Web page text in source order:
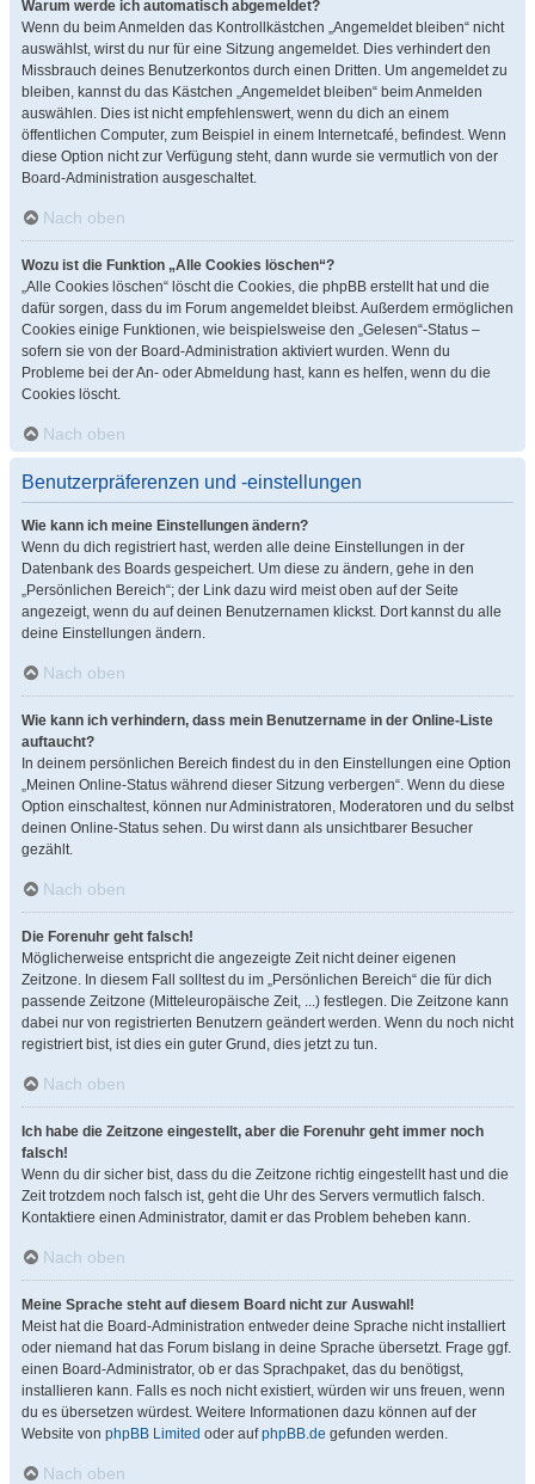
Warum werde ich automatisch abgemeldet?
Wenn du beim Anmelden das Kontrollkästchen „Angemeldet bleiben“ nicht
auswählst, wirst du nur für eine Sitzung angemeldet. Dies verhindert den
Missbrauch deines Benutzerkontos durch einen Dritten. Um angemeldet zu
bleiben, kannst du das Kästchen „Angemeldet bleiben“ beim Anmelden
auswählen. Dies ist nicht empfehlenswert, wenn du dich an einem
öffentlichen Computer, zum Beispiel in einem Internetcafé, befindest. Wenn
diese Option nicht zur Verfügung steht, dann wurde sie vermutlich von der
Board-Administration ausgeschaltet.
Nach oben
Wozu ist die Funktion „Alle Cookies löschen“?
„Alle Cookies löschen“ löscht die Cookies, die phpBB erstellt hat und die
dafür sorgen, dass du im Forum angemeldet bleibst. Außerdem ermöglichen
Cookies einige Funktionen, wie beispielsweise den „Gelesen“-Status –
sofern sie von der Board-Administration aktiviert wurden. Wenn du
Probleme bei der An- oder Abmeldung hast, kann es helfen, wenn du die
Cookies löscht.
Nach oben
Benutzerpräferenzen und -einstellungen
Wie kann ich meine Einstellungen ändern?
Wenn du dich registriert hast, werden alle deine Einstellungen in der
Datenbank des Boards gespeichert. Um diese zu ändern, gehe in den
„Persönlichen Bereich“; der Link dazu wird meist oben auf der Seite
angezeigt, wenn du auf deinen Benutzernamen klickst. Dort kannst du alle
deine Einstellungen ändern.
Nach oben
Wie kann ich verhindern, dass mein Benutzername in der Online-Liste
auftaucht?
In deinem persönlichen Bereich findest du in den Einstellungen eine Option
„Meinen Online-Status während dieser Sitzung verbergen“. Wenn du diese
Option einschaltest, können nur Administratoren, Moderatoren und du selbst
deinen Online-Status sehen. Du wirst dann als unsichtbarer Besucher
gezählt.
Nach oben
Die Forenuhr geht falsch!
Möglicherweise entspricht die angezeigte Zeit nicht deiner eigenen
Zeitzone. In diesem Fall solltest du im „Persönlichen Bereich“ die für dich
passende Zeitzone (Mitteleuropäische Zeit, ...) festlegen. Die Zeitzone kann
dabei nur von registrierten Benutzern geändert werden. Wenn du noch nicht
registriert bist, ist dies ein guter Grund, dies jetzt zu tun.
Nach oben
Ich habe die Zeitzone eingestellt, aber die Forenuhr geht immer noch
falsch!
Wenn du dir sicher bist, dass du die Zeitzone richtig eingestellt hast und die
Zeit trotzdem noch falsch ist, geht die Uhr des Servers vermutlich falsch.
Kontaktiere einen Administrator, damit er das Problem beheben kann.
Nach oben
Meine Sprache steht auf diesem Board nicht zur Auswahl!
Meist hat die Board-Administration entweder deine Sprache nicht installiert
oder niemand hat das Forum bislang in deine Sprache übersetzt. Frage ggf.
einen Board-Administrator, ob er das Sprachpaket, das du benötigst,
installieren kann. Falls es noch nicht existiert, würden wir uns freuen, wenn
du es übersetzen würdest. Weitere Informationen dazu können auf der
Website von phpBB Limited oder aufphpBB.de gefunden werden.
Nach oben